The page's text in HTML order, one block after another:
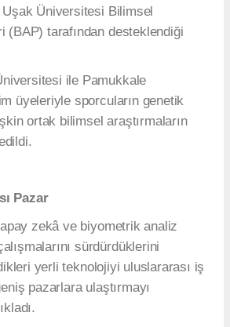
Üniversitesi Bilimsel
(BAP) tarafından desteklendiği
ile Pamukkale
üyeleriyle sporcuların genetik
ortak bilimsel araştırmaların
Pazar
zekâ ve biyometrik analiz
sürdürdüklerini
yerli teknolojiyi uluslararası iş
pazarlara ulaştırmayı